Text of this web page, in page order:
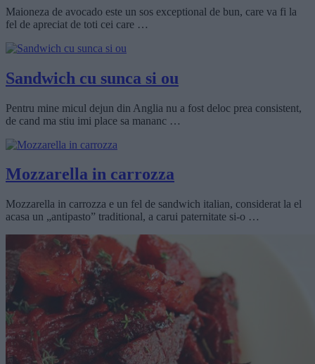
Maioneza de avocado este un sos exceptional de bun, care va fi la
fel de apreciat de toti cei care …
Sandwich cu sunca si ou
Pentru mine micul dejun din Anglia nu a fost deloc prea consistent,
de cand ma stiu imi place sa mananc …
Mozzarella in carrozza
Mozzarella in carrozza e un fel de sandwich italian, considerat la el
acasa un „antipasto” traditional, a carui paternitate si-o …